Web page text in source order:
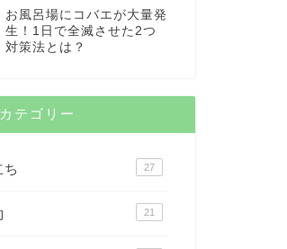
お風呂場にコバエが大量発
生！1日で全滅させた2つ
対策法とは？
カテゴリー
27
21